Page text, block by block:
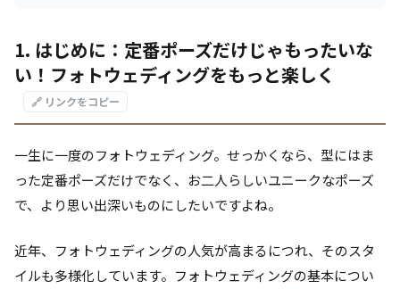
1. はじめに：定番ポーズだけじゃもったいな
い！フォトウェディングをもっと楽しく
🔗 リンクをコピー
一生に一度のフォトウェディング。せっかくなら、型にはま
った定番ポーズだけでなく、お二人らしいユニークなポーズ
で、より思い出深いものにしたいですよね。
近年、フォトウェディングの人気が高まるにつれ、そのスタ
イルも多様化しています。フォトウェディングの基本につい